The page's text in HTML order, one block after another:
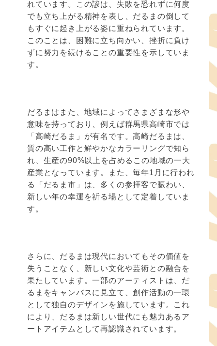
れています。この諺は、失敗を恐れずに何度
でも立ち上がる精神を表し、だるまの倒して
もすぐに起き上がる姿に重ねられています。
このことは、困難に立ち向かい、挫折に負け
ずに努力を続けることの重要性を示していま
す。
だるまはまた、地域によってさまざまな形や
意味を持っており、例えば群馬県高崎市では
「高崎だるま」が有名です。高崎だるまは、
質の高い工作と鮮やかなカラーリングで知ら
れ、生産の90%以上を占めるこの地域の一大
産業となっています。また、毎年1月に行われ
る「だるま市」は、多くの参拝客で賑わい、
新しい年の幸運を祈る場として定着していま
す。
さらに、だるまは現代においてもその価値を
失うことなく、新しい文化や芸術との融合を
果たしています。一部のアーティストは、だ
るまをキャンバスに見立て、創作活動の一環
として独自のデザインを施しています。これ
により、だるまは新しい世代にも魅力あるア
ートアイテムとして再認識されています。